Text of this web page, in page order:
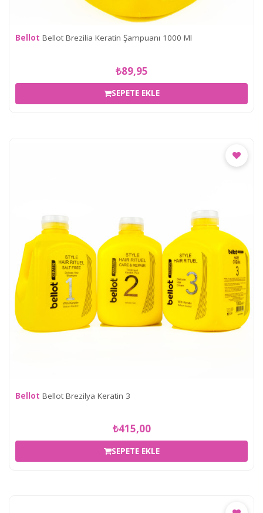
Bellot Bellot Brezilia Keratin Şampuanı 1000 Ml
₺89,95
SEPETE EKLE
Bellot Bellot Brezilya Keratin 3
₺415,00
SEPETE EKLE